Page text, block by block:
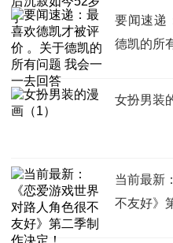
要闻速递
德凯的所
女扮男装
当前最新
不友好》